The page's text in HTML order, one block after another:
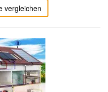
vergleichen